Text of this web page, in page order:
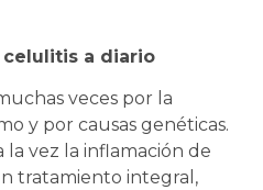
celulitis a diario
veces por la
y por causas genéticas.
la vez la inflamación de
tratamiento integral,